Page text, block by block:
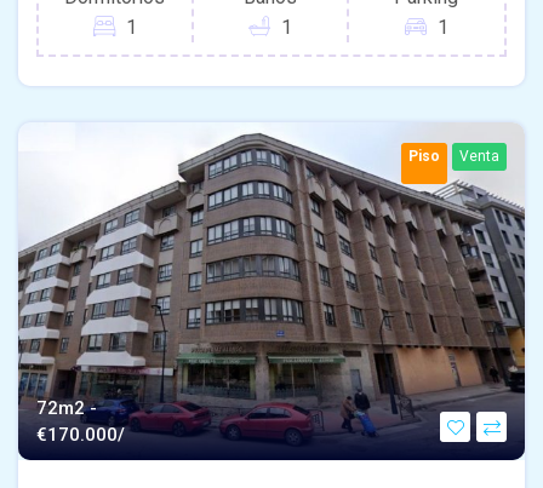
1
1
1
Piso Venta
72m2 -
€170.000/